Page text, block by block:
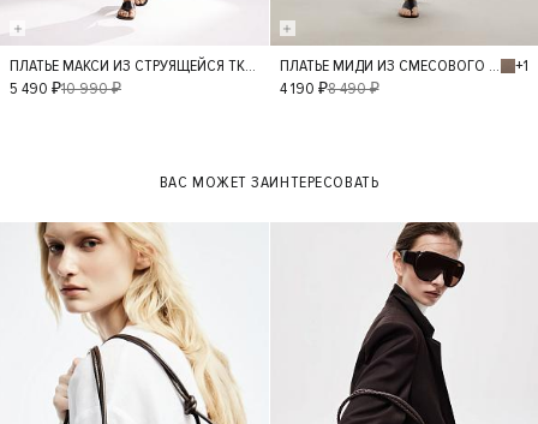
XS S
ПЛАТЬЕ МАКСИ ИЗ СТРУЯЩЕЙСЯ ТКАНИ РАЙОНА
5 490 ₽10 990 ₽ S
ПЛАТЬЕ МИДИ ИЗ СМЕСОВОГО МАТЕРИАЛА
+1
4 190 ₽8 490 ₽
ВАС МОЖЕТ ЗАИНТЕРЕСОВАТЬ